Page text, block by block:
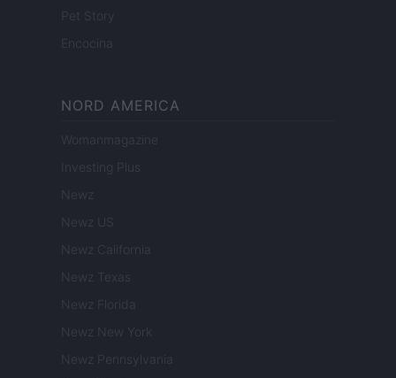
Pet Story
Encocina
NORD AMERICA
Womanmagazine
Investing Plus
Newz
Newz US
Newz California
Newz Texas
Newz Florida
Newz New York
Newz Pennsylvania